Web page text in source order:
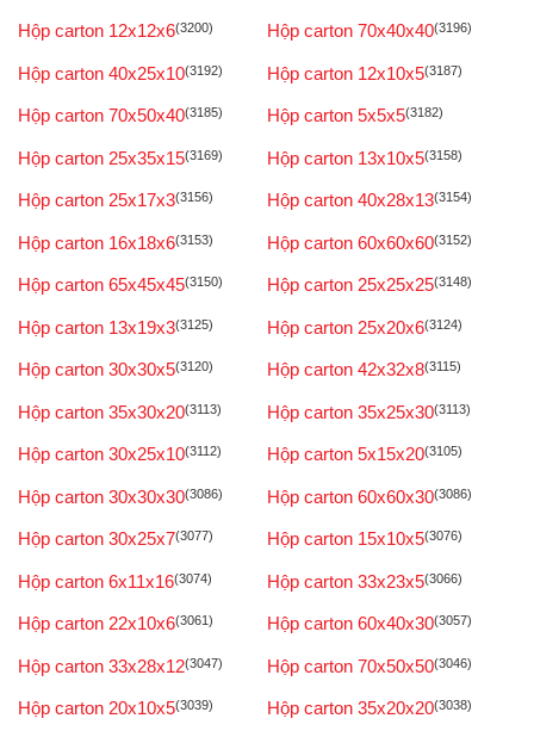
Hộp carton 12x12x6(3200) Hộp carton 70x40x40(3196)
Hộp carton 40x25x10(3192) Hộp carton 12x10x5(3187)
Hộp carton 70x50x40(3185) Hộp carton 5x5x5(3182)
Hộp carton 25x35x15(3169) Hộp carton 13x10x5(3158)
Hộp carton 25x17x3(3156) Hộp carton 40x28x13(3154)
Hộp carton 16x18x6(3153) Hộp carton 60x60x60(3152)
Hộp carton 65x45x45(3150) Hộp carton 25x25x25(3148)
Hộp carton 13x19x3(3125) Hộp carton 25x20x6(3124)
Hộp carton 30x30x5(3120) Hộp carton 42x32x8(3115)
Hộp carton 35x30x20(3113) Hộp carton 35x25x30(3113)
Hộp carton 30x25x10(3112) Hộp carton 5x15x20(3105)
Hộp carton 30x30x30(3086) Hộp carton 60x60x30(3086)
Hộp carton 30x25x7(3077) Hộp carton 15x10x5(3076)
Hộp carton 6x11x16(3074) Hộp carton 33x23x5(3066)
Hộp carton 22x10x6(3061) Hộp carton 60x40x30(3057)
Hộp carton 33x28x12(3047) Hộp carton 70x50x50(3046)
Hộp carton 20x10x5(3039) Hộp carton 35x20x20(3038)